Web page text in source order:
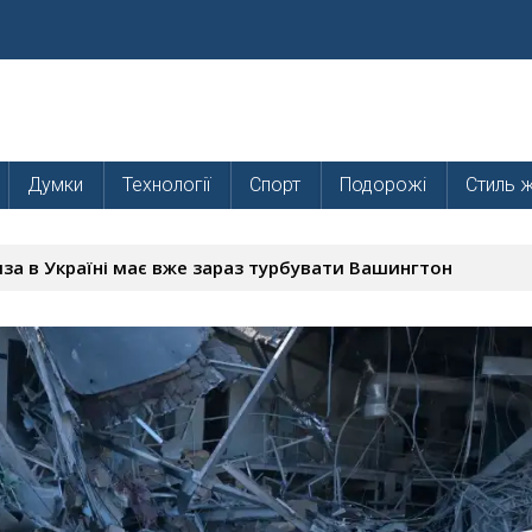
Думки Технології Спорт Подорожі Стиль
в Україні має вже зараз турбувати Вашингтон